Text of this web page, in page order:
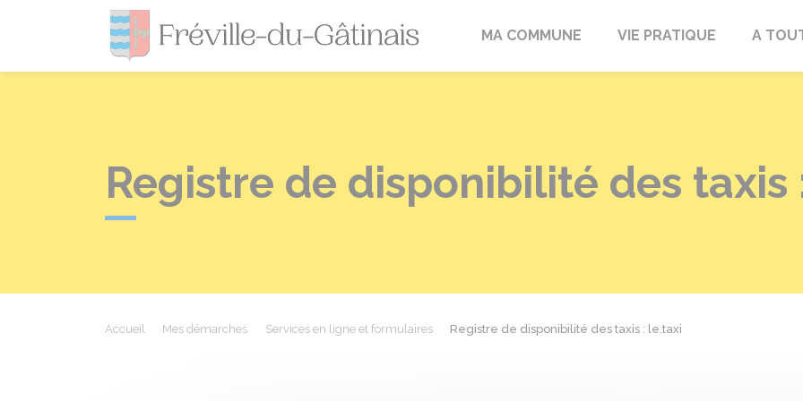
Fréville-du-Gâtinais
MA COMMUNE VIE PRATIQUE A
Registre de disponibilité des taxis
Accueil Mes démarches Services en ligne et formulaires Registre de disponibilité des taxis : le.taxi